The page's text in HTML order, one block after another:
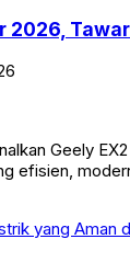
2026,
Geely
efisien,